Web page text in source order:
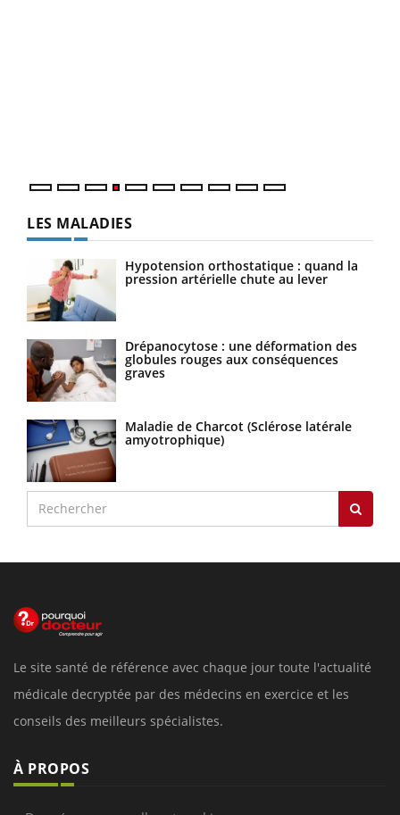
LES MALADIES
Hypotension orthostatique : quand la
pression artérielle chute au lever
Drépanocytose : une déformation des
globules rouges aux conséquences
graves
Maladie de Charcot (Sclérose latérale
amyotrophique)
Le site santé de référence avec chaque jour toute l'actualité
médicale decryptée par des médecins en exercice et les
conseils des meilleurs spécialistes.
À PROPOS